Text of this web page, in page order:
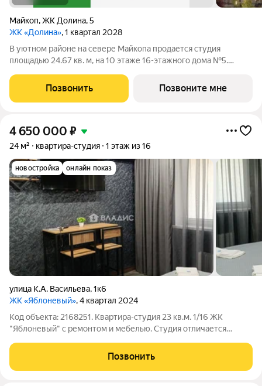
Майкоп,ЖК Долина,5
ЖК «Долина», 1 квартал 2028
В уютном районе на севере Майкопа продается студия
площадью 24.67 кв. м, на 10 этаже 16-этажного дома №5.
класса «Долина» от ГК ССК. О проекте Добро пожаловать в
жилой комплекс «Долина» живописный
Позвонить Позвоните мне
4 650 000 ₽
24 м² квартира-студия 1 этаж из 16
новостройка онлайн показ
улица К.А. Васильева,1к6
ЖК «Яблоневый», 4 квартал 2024
Код объекта: 2168251. Квартира-студия 23 кв.м. 1/16 ЖК
"Яблоневый" с ремонтом и мебелью. Студия отличается
заселиться и наслаждаться комфортом. Окно выходит во двор,
что обеспечивает естественное
Позвонить